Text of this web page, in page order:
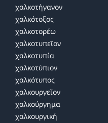
χαλκοτήγανον
χαλκότοξος
χαλκοτορέω
χαλκοτυπεῖον
χαλκοτυπία
χαλκοτύπιον
χαλκότυπος
χαλκουργεῖον
χαλκούργημα
χαλκουργική